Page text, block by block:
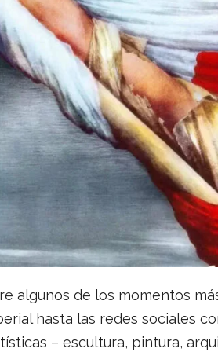
algunos de los momentos
hasta las redes sociales
– escultura, pintura,